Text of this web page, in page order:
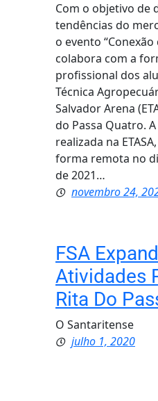
Com o objetivo de
tendências do
o evento
colabora com a
profissional dos
Técnica
Salvador Arena
do Passa Quatro. A
realizada na
forma remota no
de 2021…
novembro 24,
FSA
Atividades
Rita Do
O Santaritense
julho 1, 2020